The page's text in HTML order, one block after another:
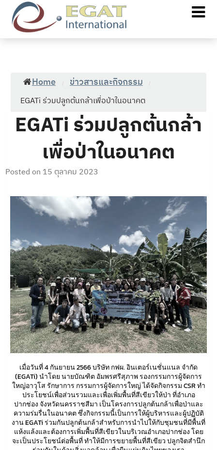
Home / ข่าวสารและกิจกรรม /
EGATi ร่วมปลูกต้นกล้าเพื่อป่าในอนาคต
EGATi ร่วมปลูกต้นกล้า
เพื่อป่าในอนาคต
Posted on 15 ตุลาคม 2023
เมื่อวันที่ 4 กันยายน 2566 บริษัท กฟผ. อินเตอร์เนชั่นแนล จำกัด
(EGATi) นำโดย นายบัณฑิต อัมพรศรีสุภาพ รองกรรมการผู้จัดการ
ใหญ่อาวุโส รักษาการ กรรมการผู้จัดการใหญ่ ได้จัดกิจกรรม CSR ทำ
ประโยชน์เพื่อส่วนรวมและเพื่อเพิ่มพื้นที่สีเขียวให้ป่า ที่อำเภอ
ปากช่อง จังหวัดนครราชสีมา เป็นโครงการปลูกต้นกล้าเพื่อป่าและ
ความร่มรื่นในอนาคต ซึ่งกิจกรรมนี้เป็นการให้ผู้บริหารและผู้ปฏิบัติ
งาน EGATi ร่วมกันปลูกต้นกล้าสำหรับการนำไปให้กับชุมชนที่มีพื้นที่
แห้งแล้งและต้องการเพิ่มพื้นที่สีเขียวในบริเวณอำเภอปากช่อง โดย
จะเป็นประโยชน์ต่อพื้นที่ ทำให้มีการขยายพื้นที่สีเขียว ปลูกจิตสำนึก